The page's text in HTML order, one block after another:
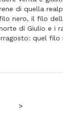
di quella
filo nero, il filo
di Giulio e i
quel filo
>